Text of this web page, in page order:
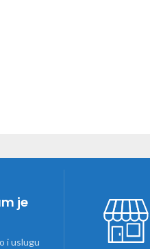
je
i uslugu